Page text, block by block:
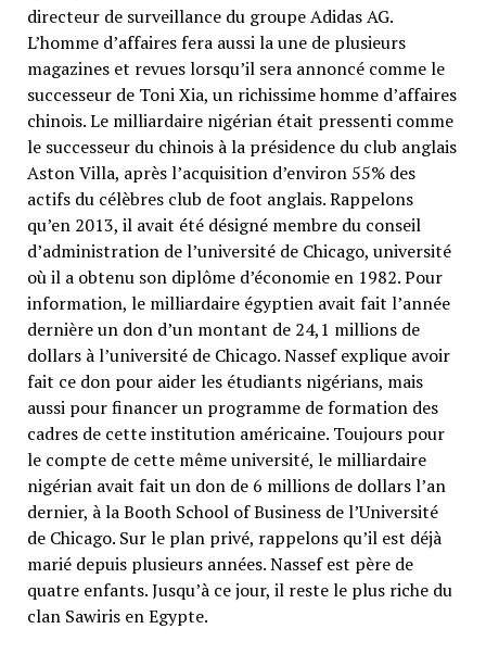
directeur de surveillance du groupe Adidas AG.
L’homme d’affaires fera aussi la une de plusieurs
magazines et revues lorsqu’il sera annoncé comme le
successeur de Toni Xia, un richissime homme d’affaires
chinois. Le milliardaire nigérian était pressenti comme
le successeur du chinois à la présidence du club anglais
Aston Villa, après l’acquisition d’environ 55% des
actifs du célèbres club de foot anglais. Rappelons
qu’en 2013, il avait été désigné membre du conseil
d’administration de l’université de Chicago, université
où il a obtenu son diplôme d’économie en 1982. Pour
information, le milliardaire égyptien avait fait l’année
dernière un don d’un montant de 24,1 millions de
dollars à l’université de Chicago. Nassef explique avoir
fait ce don pour aider les étudiants nigérians, mais
aussi pour financer un programme de formation des
cadres de cette institution américaine. Toujours pour
le compte de cette même université, le milliardaire
nigérian avait fait un don de 6 millions de dollars l’an
dernier, à la Booth School of Business de l’Université
de Chicago. Sur le plan privé, rappelons qu’il est déjà
marié depuis plusieurs années. Nassef est père de
quatre enfants. Jusqu’à ce jour, il reste le plus riche du
clan Sawiris en Egypte.